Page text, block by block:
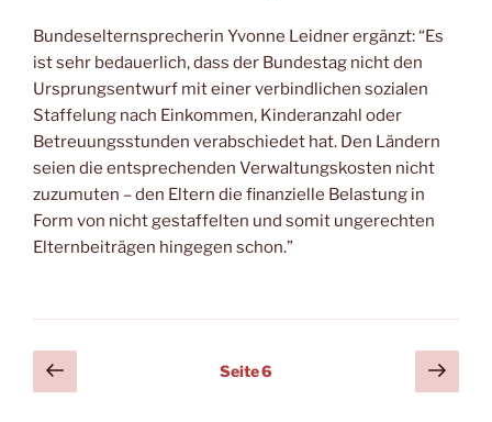
Bundeselternsprecherin Yvonne Leidner ergänzt: “Es
ist sehr bedauerlich, dass der Bundestag nicht den
Ursprungsentwurf mit einer verbindlichen sozialen
Staffelung nach Einkommen, Kinderanzahl oder
Betreuungsstunden verabschiedet hat. Den Ländern
seien die entsprechenden Verwaltungskosten nicht
zuzumuten – den Eltern die finanzielle Belastung in
Form von nicht gestaffelten und somit ungerechten
Elternbeiträgen hingegen schon.”
Seitennummerierung
der
Vorherige
Seite
Seite6